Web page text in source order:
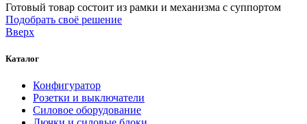
Готовый товар состоит из рамки и механизма с суппортом
Подобрать своё решение
Вверх
Каталог
Конфигуратор
Розетки и выключатели
Силовое оборудование